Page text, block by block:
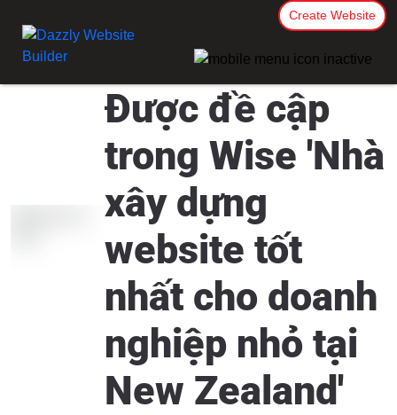
Create Website
Được đề cập
trong Wise 'Nhà
xây dựng
website tốt
nhất cho doanh
nghiệp nhỏ tại
New Zealand'